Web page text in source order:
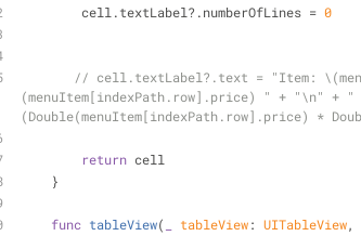
        cell.textLabel
? .numberOfLines = 0
// cell.textLabel?.text = "Item:
(menuItem[indexPath.row].price) " + "\n" +
(Double(menuItem[indexPath.row].price) *
return cell
    }
func tableView( tableView: UITableView,